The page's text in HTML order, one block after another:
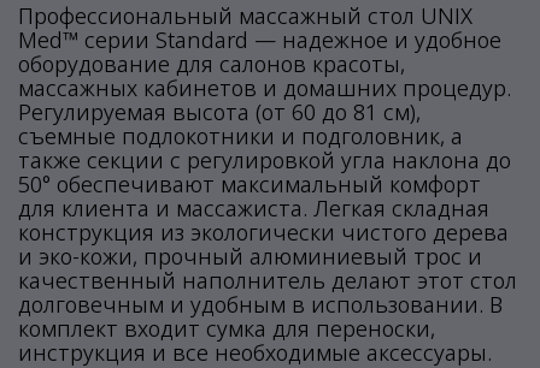
Профессиональный массажный стол UNIX
Med™ серии Standard — надежное и удобное
оборудование для салонов красоты,
массажных кабинетов и домашних процедур.
Регулируемая высота (от 60 до 81 см),
съемные подлокотники и подголовник, а
также секции с регулировкой угла наклона до
50° обеспечивают максимальный комфорт
для клиента и массажиста. Легкая складная
конструкция из экологически чистого дерева
и эко-кожи, прочный алюминиевый трос и
качественный наполнитель делают этот стол
долговечным и удобным в использовании. В
комплект входит сумка для переноски,
инструкция и все необходимые аксессуары.